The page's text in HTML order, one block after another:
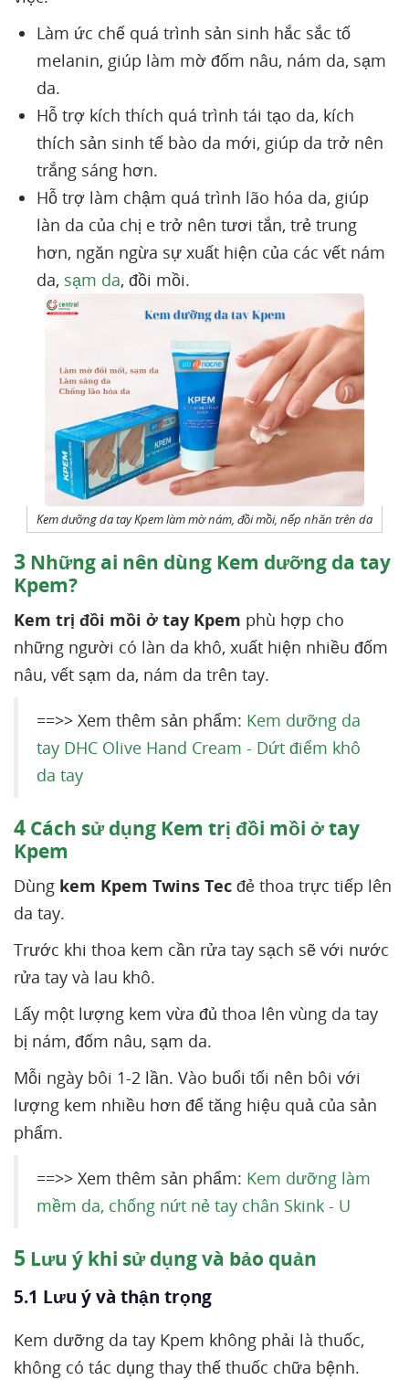
Làm ức chế quá trình sản sinh hắc sắc tố
melanin, giúp làm mờ đốm nâu, nám da, sạm
da.
Hỗ trợ kích thích quá trình tái tạo da, kích
thích sản sinh tế bào da mới, giúp da trở nên
trắng sáng hơn.
Hỗ trợ làm chậm quá trình lão hóa da, giúp
làn da của chị e trở nên tươi tắn, trẻ trung
hơn, ngăn ngừa sự xuất hiện của các vết nám
da, sạm da, đồi mồi.
Kem dưỡng da tay Kpem làm mờ nám, đồi mồi, nếp nhăn trên da
3 Những ai nên dùng Kem dưỡng da tay
Kpem?
Kem trị đồi mồi ở tay Kpem phù hợp cho
những người có làn da khô, xuất hiện nhiều đốm
nâu, vết sạm da, nám da trên tay.
==>> Xem thêm sản phẩm: Kem dưỡng da
tay DHC Olive Hand Cream - Dứt điểm khô
da tay
4 Cách sử dụng Kem trị đồi mồi ở tay
Kpem
Dùng kem Kpem Twins Tec đẻ thoa trực tiếp lên
da tay.
Trước khi thoa kem cần rửa tay sạch sẽ với nước
rửa tay và lau khô.
Lấy một lượng kem vừa đủ thoa lên vùng da tay
bị nám, đốm nâu, sạm da.
Mỗi ngày bôi 1-2 lần. Vào buổi tối nên bôi với
lượng kem nhiều hơn để tăng hiệu quả của sản
phẩm.
==>> Xem thêm sản phẩm: Kem dưỡng làm
mềm da, chống nứt nẻ tay chân Skink - U
5 Lưu ý khi sử dụng và bảo quản
5.1 Lưu ý và thận trọng
Kem dưỡng da tay Kpem không phải là thuốc,
không có tác dụng thay thế thuốc chữa bệnh.